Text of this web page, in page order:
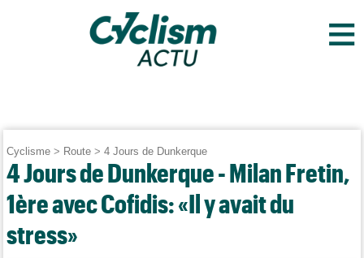
≡
Cyclisme > Route >4 Jours de Dunkerque
4 Jours de Dunkerque - Milan Fretin,
1ère avec Cofidis: «Il y avait du
stress»